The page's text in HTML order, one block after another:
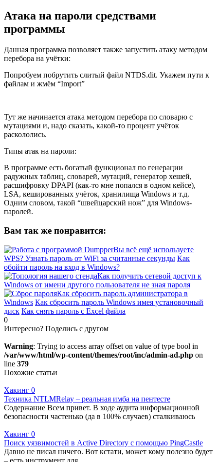
Атака на пароли средствами
программы
Данная программа позволяет также запустить атаку методом
перебора на учётки:
Попробуем побрутить слитый файл NTDS.dit. Укажем пути к
файлам и жмём “Import”
Тут же начинается атака методом перебора по словарю с
мутациями и, надо сказать, какой-то процент учёток
раскололись.
Типы атак на пароли:
В программе есть богатый функционал по генерации
радужных таблиц, словарей, мутаций, генератор хешей,
расшифровку DPAPI (как-то мне попался в одном кейсе),
LSA, кешированных учёток, хранилища Windows и т.д.
Одним словом, такой “швейцарский нож” для Windows-
паролей.
Вам так же понравится:
Вы всё ещё используете
WPS? Узнать пароль от WiFi за считанные секунды Как
обойти пароль на вход в Windows?
Как получить сетевой доступ к
Windows от имени другого пользователя не зная пароля
Как сбросить пароль администратора в
Windows Как сбросить пароль Windows имея установочный
диск Как снять пароль с Excel файла
0
Интересно? Поделись с другом
Warning: Trying to access array offset on value of type bool in
/var/www/html/wp-content/themes/root/inc/admin-ad.php on
line 379
Похожие статьи
Хакинг 0
Техника NTLMRelay – реальная имба на пентесте
Содержание Всем привет. В ходе аудита информационной
безопасности частенько (да в 100% случаев) сталкиваюсь
Хакинг 0
Поиск уязвимостей в Active Directory с помощью PingCastle
Давно не писал ничего. Вот кстати, может кому полезно будет
– есть инструмент для